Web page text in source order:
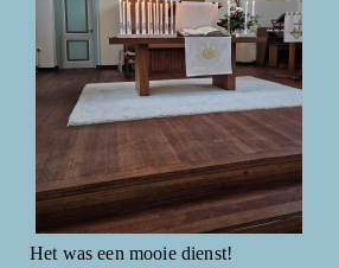
Het was een mooie dienst!